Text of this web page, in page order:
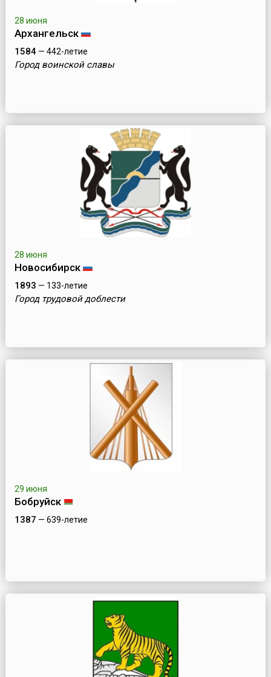
28 июня
Архангельск
1584— 442-летие
Город воинской славы
28 июня
Новосибирск
1893 — 133-летие
Город трудовой доблести
29 июня
Бобруйск
1387 — 639-летие